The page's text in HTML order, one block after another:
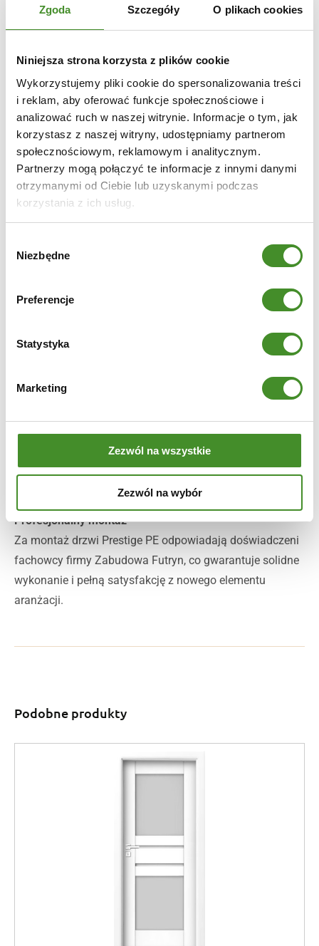
Zgoda Szczegóły O plikach cookies
Niniejsza strona korzysta z plików cookie
Wykorzystujemy pliki cookie do spersonalizowania treści
i reklam, aby oferować funkcje społecznościowe i
analizować ruch w naszej witrynie. Informacje o tym, jak
korzystasz z naszej witryny, udostępniamy partnerom
społecznościowym, reklamowym i analitycznym.
Partnerzy mogą połączyć te informacje z innymi danymi
otrzymanymi od Ciebie lub uzyskanymi podczas
korzystania z ich usług.
zgody
Niezbędne
Preferencje
Statystyka
Marketing
Zezwól na wszystkie
Zezwól na wybór
intymny charakter. Dzięki wysokiej jakości materiałom
drzwi prezentują się elegancko i są odporne na codzienne
sprawia, że model Prestige PE doskonale współgra
zarówno z aranżacjami klasycznymi, jak i
współczesnymi.
Warianty dopasowane do Twoich potrzeb
Firma Zaudowa Futryn oferuje różne warianty drzwi
Prestige PE:
– Salon: cztery przeszklenia dla optymalnego
zapewniające prywatność przy umiarkowanym dostępie
– Łazienka: jedno lub dwa przeszklenia w górnej części
intymności.
co pozwala na montaż bez demontażu istniejących
ościeżnic. Dzięki temu odświeżenie wnętrza odbywa się
bez kosztownych i czasochłonnych prac remontowych.
Profesjonalny montaż
Za montaż drzwi Prestige PE odpowiadają doświadczeni
fachowcy firmy Zabudowa Futryn, co gwarantuje solidne
wykonanie i pełną satysfakcję z nowego elementu
aranżacji.
Podobne produkty